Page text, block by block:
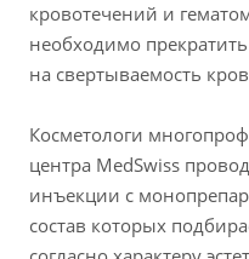
кровотечений и
необходимо
на свертываемость
Косметологи
центра MedSwiss
инъекции с
состав которых